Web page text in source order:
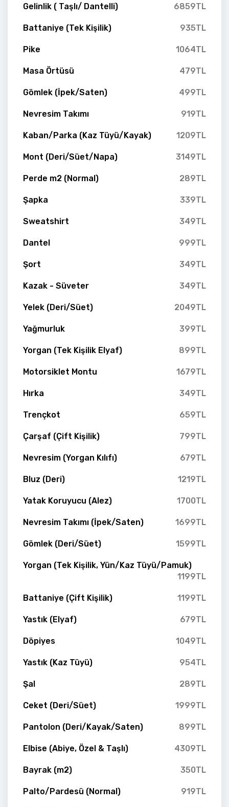
Gelinlik ( Taşlı/ Dantelli) 6859TL
Battaniye (Tek Kişilik) 935TL
Pike 1064TL
Masa Örtüsü 479TL
Gömlek (İpek/Saten) 499TL
Nevresim Takımı 919TL
Kaban/Parka (Kaz Tüyü/Kayak) 1209TL
Mont (Deri/Süet/Napa) 3149TL
Perde m2 (Normal) 289TL
Şapka 339TL
Sweatshirt 349TL
Dantel 999TL
Şort 349TL
Kazak - Süveter 349TL
Yelek (Deri/Süet) 2049TL
Yağmurluk 399TL
Yorgan (Tek Kişilik Elyaf) 899TL
Motorsiklet Montu 1679TL
Hırka 349TL
Trençkot 659TL
Çarşaf (Çift Kişilik) 799TL
Nevresim (Yorgan Kılıfı) 679TL
Bluz (Deri) 1219TL
Yatak Koruyucu (Alez) 1700TL
Nevresim Takımı (İpek/Saten) 1699TL
Gömlek (Deri/Süet) 1599TL
Yorgan (Tek Kişilik, Yün/Kaz Tüyü/Pamuk)
1199TL
Battaniye (Çift Kişilik) 1199TL
Yastık (Elyaf) 679TL
Döpiyes 1049TL
Yastık (Kaz Tüyü) 954TL
Şal 289TL
Ceket (Deri/Süet) 1999TL
Pantolon (Deri/Kayak/Saten) 899TL
Elbise (Abiye, Özel & Taşlı) 4309TL
Bayrak (m2) 350TL
Palto/Pardesü (Normal) 919TL